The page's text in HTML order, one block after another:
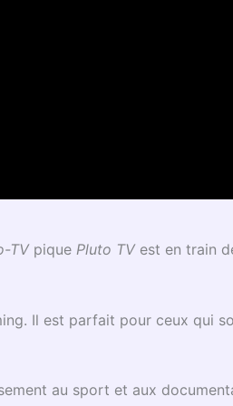
TVpique Pluto TVest en train
Il est parfait pour ceux qui
au sport et aux